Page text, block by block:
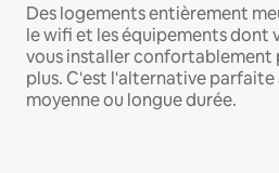
Des logements entièrement
le wifi et les équipements dont
vous installer confortablement
plus. C'est l'alternative
moyenne ou longue durée.